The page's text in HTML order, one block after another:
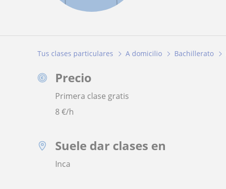
Tus clases particulares A domicilio Bachillerato
Precio
Primera clase gratis
8€/h
Suele dar clases en
Inca